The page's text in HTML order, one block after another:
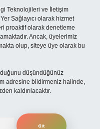
Teknolojileri ve İletişim
Sağlayıcı olarak hizmet
proaktif olarak denetleme
Ancak, üyelerimiz
olup, siteye üye olarak bu
düşündüğünüz
adresine bildirmeniz halinde,
kaldırılacaktır.